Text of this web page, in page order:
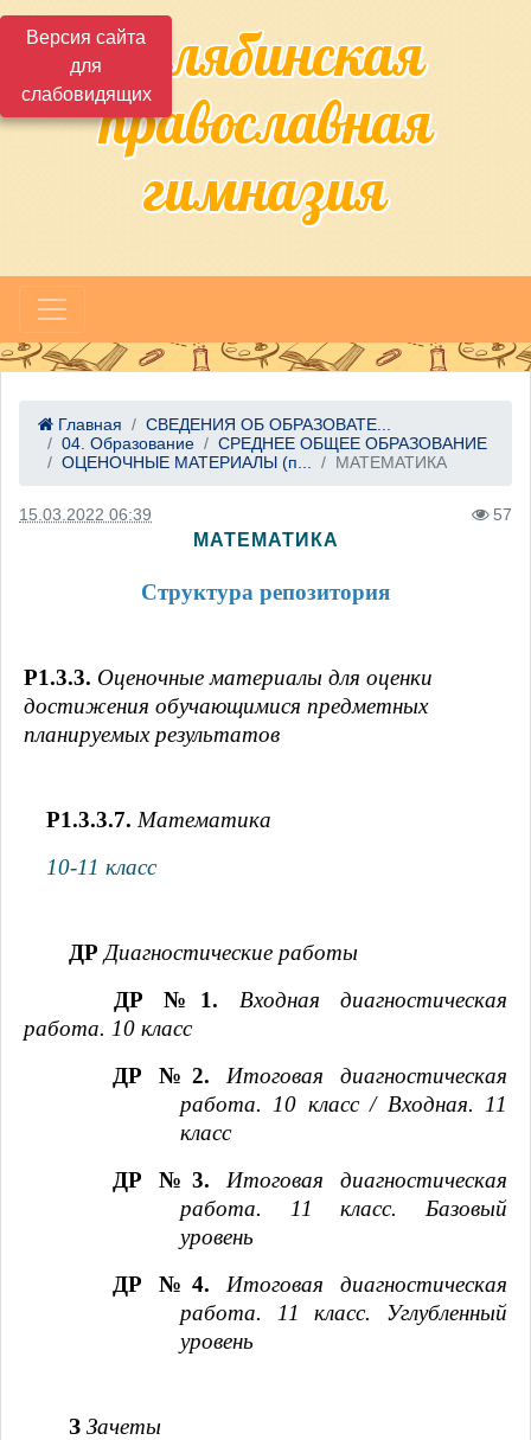
Версия сайта
для
слабовидящихЧелябинская
православная
гимназия
Главная
СВЕДЕНИЯ ОБ ОБРАЗОВАТЕ...
04. Образование
СРЕДНЕЕ ОБЩЕЕ ОБРАЗОВАНИЕ
ОЦЕНОЧНЫЕ МАТЕРИАЛЫ (п...
МАТЕМАТИКА
15.03.2022 06:39 57
МАТЕМАТИКА
Структура репозитория
Р1.3.3. Оценочные материалы для оценки
достижения обучающимися предметных
планируемых результатов
Р1.3.3.7. Математика
10-11 класс
ДР Диагностические работы
ДР №1. Входная диагностическая
работа. 10 класс
ДР №2. Итоговая диагностическая
работа. 10 класс / Входная. 11
класс
ДР №3. Итоговая диагностическая
работа. 11 класс. Базовый
уровень
ДР №4.
Итоговая диагностическая
работа. 11 класс. Углубленный
уровень
З Зачеты